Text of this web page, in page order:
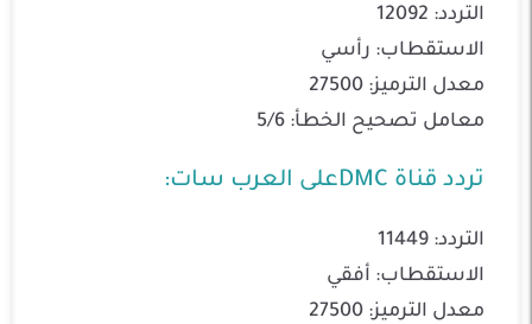
التردد: 12092
الاستقطاب: رأسي
معدل الترميز: 27500
معامل تصحيح الخطأ: 5/6
تردد قناة DMCعلى العرب سات:
التردد: 11449
الاستقطاب: أفقي
معدل الترميز: 27500